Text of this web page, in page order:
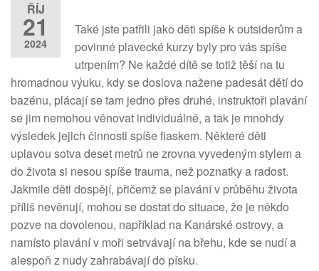
ŘÍJ
21
2024
Také jste patřili jako děti spíše k outsiderům a
povinné plavecké kurzy byly pro vás spíše
utrpením? Ne každé dítě se totiž těší na tu
hromadnou výuku, kdy se doslova nažene padesát dětí do
bazénu, plácají se tam jedno přes druhé, instruktoři plavání
se jim nemohou věnovat individuálně, a tak je mnohdy
výsledek jejich činnosti spíše fiaskem. Některé děti
uplavou sotva deset metrů ne zrovna vyvedeným stylem a
do života si nesou spíše trauma, než poznatky a radost.
Jakmile děti dospějí, přičemž se plavání v průběhu života
příliš nevěnují, mohou se dostat do situace, že je někdo
pozve na dovolenou, například na Kanárské ostrovy, a
namísto plavání v moři setrvávají na břehu, kde se nudí a
alespoň z nudy zahrabávají do písku.